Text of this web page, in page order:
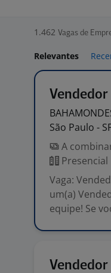
1.462 Vagas de
Relevantes
Vendedor
São Paulo -
A
Presencial
Vaga:
um(a)
equipe! Se
Vendedor